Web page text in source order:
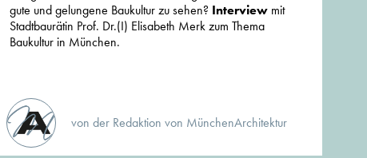
gute und gelungene Baukultur zu sehen? Interview mit
Stadtbaurätin Prof. Dr.(I) Elisabeth Merk zum Thema
Baukultur in München.
von der Redaktion von MünchenArchitektur